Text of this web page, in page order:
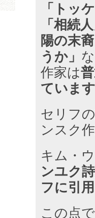
「トッ
「相続
陽の末
うか」
作家は
ています
セリフ
ンスク
キム・
ンユク
フに引用
この点